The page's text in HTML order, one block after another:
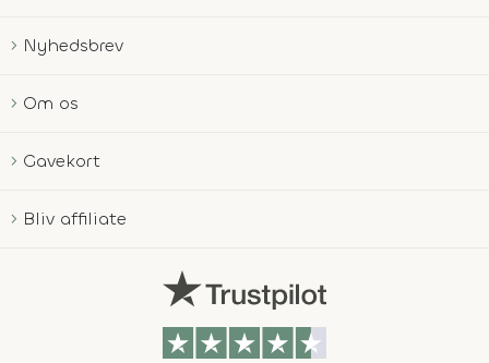
Nyhedsbrev
Om os
Gavekort
Bliv affiliate